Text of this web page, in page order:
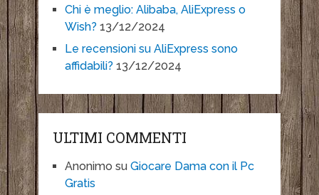
Chi è meglio: Alibaba, AliExpress o
Wish? 13/12/2024
Le recensioni su AliExpress sono
affidabili? 13/12/2024
ULTIMI COMMENTI
Anonimo su Giocare Dama con il Pc
Gratis